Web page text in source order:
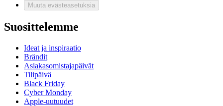
Muuta evästeasetuksia
Suosittelemme
Ideat ja inspiraatio
Brändit
Asiakasomistajapäivät
Tilipäivä
Black Friday
Cyber Monday
Apple-uutuudet